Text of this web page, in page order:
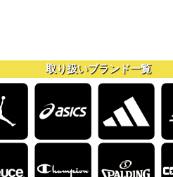
取り扱いブランド一覧